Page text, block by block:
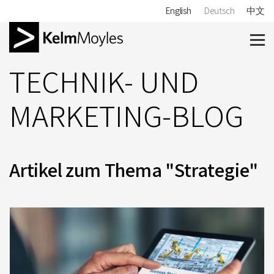
English Deutsch 中文
TECHNIK- UND
MARKETING-BLOG
Artikel zum Thema "Strategie"